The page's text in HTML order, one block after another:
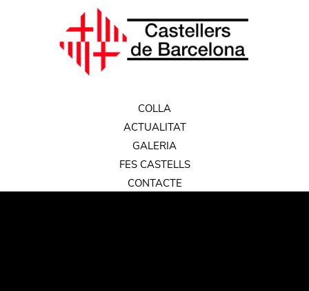
COLLA
ACTUALITAT
GALERIA
FES CASTELLS
CONTACTE